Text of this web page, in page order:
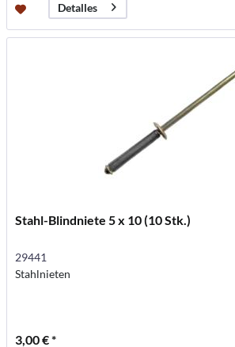
Detalles
Stahl-Blindniete 5 x 10 (10 Stk.)
29441
Stahlnieten
3,00 € *